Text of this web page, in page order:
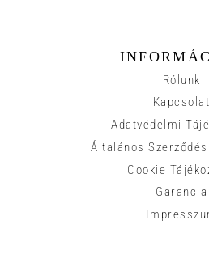
Rólunk
Kapcsolat
Adatvédelmi
Általános
Cookie
Garancia